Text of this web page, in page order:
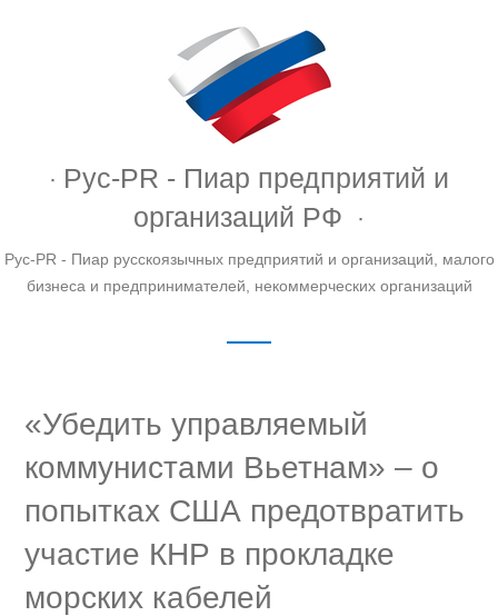
Рус-PR - Пиар предприятий и
организаций РФ
Рус-PR - Пиар русскоязычных предприятий и организаций, малого
бизнеса и предпринимателей, некоммерческих организаций
«Убедить управляемый
коммунистами Вьетнам» – о
попытках США предотвратить
участие КНР в прокладке
морских кабелей